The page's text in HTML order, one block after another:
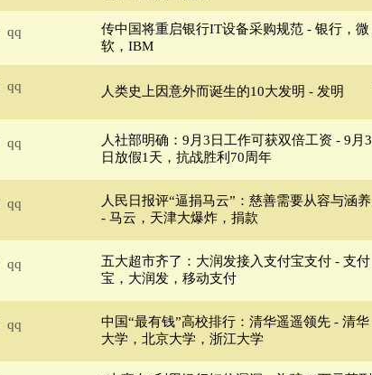
qq
传中国将重启银行IT设备采购规范 - 银行，微
软，IBM
qq 人类史上因意外而诞生的10大发明 - 发明
qq
人社部明确：9月3日工作可获双倍工资 - 9月3
日放假1天，抗战胜利70周年
qq
人民日报评“逼捐马云”：慈善需要从容与涵养
- 马云，天津大爆炸，捐款
qq
五大超市齐了：大润发接入支付宝支付 - 支付
宝，大润发，移动支付
qq
中国“最有钱”高校排行：清华遥遥领先 - 清华
大学，北京大学，浙江大学